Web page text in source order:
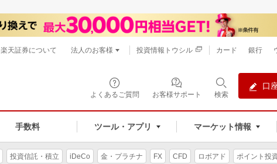
よくあるご質問 お客様サポート 検索
口
手数料 ツール・アプリ マーケット情報
楽天証券について 法人のお客様 投資情報トウシル カード 銀行
投資信託・積立 iDeCo 金・プラチナ FX CFD ロボアド ポイント投